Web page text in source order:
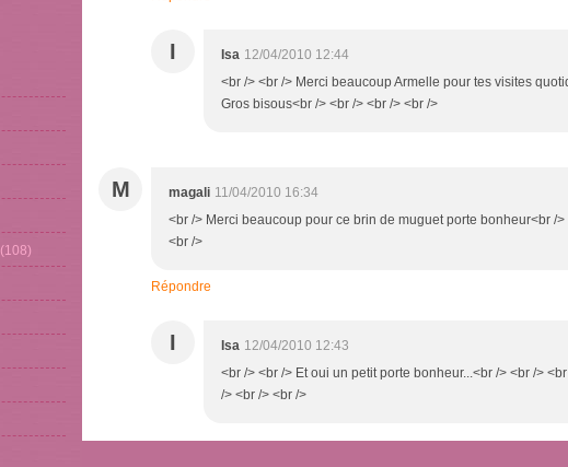
(108)
I Isa 12/04/2010 12:44
<br /> <br /> Merci beaucoup Armelle pour tes visites
Gros bisous<br /> <br /> <br /> <br />
M magali 11/04/2010 16:34
<br /> Merci beaucoup pour ce brin de muguet porte bonheur<br /
<br />
Répondre
I Isa 12/04/2010 12:43
<br /> <br /> Et oui un petit porte bonheur...<br /> <br />
/> <br /> <br />